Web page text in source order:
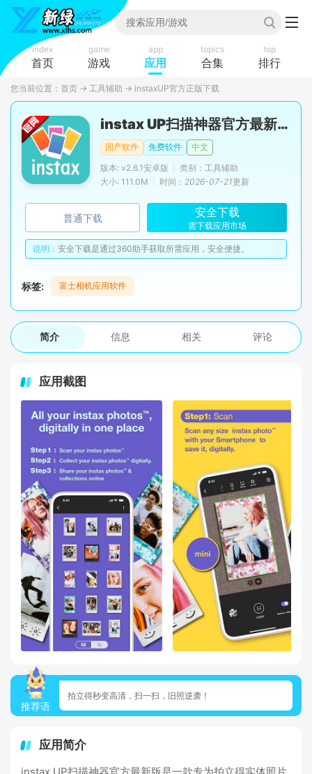
index
首页
game
游戏
app
应用
topics
合集
top
排行
您当前位置： 首页 → 工具辅助 → instaxUP官方正版下载
instax UP扫描神器官方最新版
国产软件 免费软件
中文
版本: v2.6.1安卓版
类别：工具辅助
大小: 111.0M
时间： 2026-07-21更新
普通下载 安全下载
需下载应用市场
说明： 安全下载是通过360助手获取所需应用，安全便捷。
标签: 富士相机应用软件
简介 信息 相关 评论
应用截图
推荐语
拍立得秒变高清，扫一扫，旧照逆袭！
应用简介